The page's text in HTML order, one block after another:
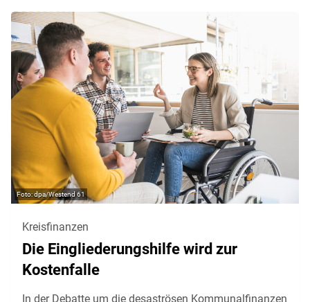
dpa/Westend 61
Kreisfinanzen
Die Eingliederungshilfe wird zur
Kostenfalle
In der Debatte um die desaströsen Kommunalfinanzen